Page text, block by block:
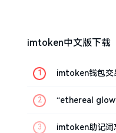
imtoken中文版下载
imtoken钱包交
“ethereal
imtoken助记词